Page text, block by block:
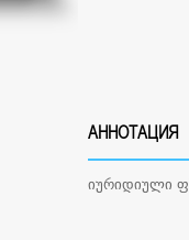
АННОТАЦИЯ
იურიდიული